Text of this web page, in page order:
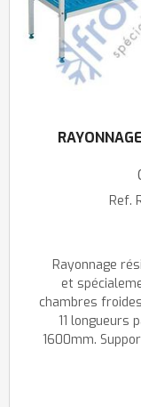
Ref.
Rayonnage
et
chambres
11 longueurs
1600mm.